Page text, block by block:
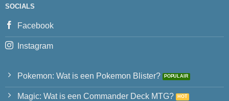
SOCIALS
Facebook
Instagram
Pokemon: Wat is een Pokemon Blister?
Magic: Wat is een Commander Deck MTG?